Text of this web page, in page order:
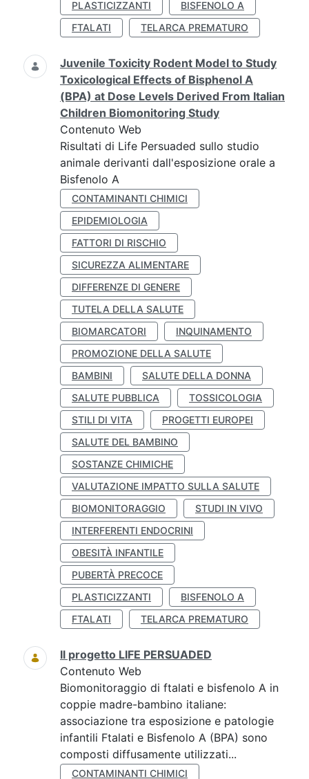
PLASTICIZZANTI
BISFENOLO A
FTALATI
TELARCA PREMATURO
Juvenile Toxicity Rodent Model to Study
Toxicological Effects of Bisphenol A
(BPA) at Dose Levels Derived From Italian
Children Biomonitoring Study
Contenuto Web
Risultati di Life Persuaded sullo studio
animale derivanti dall'esposizione orale a
Bisfenolo A
CONTAMINANTI CHIMICI
EPIDEMIOLOGIA
FATTORI DI RISCHIO
SICUREZZA ALIMENTARE
DIFFERENZE DI GENERE
TUTELA DELLA SALUTE
BIOMARCATORI
INQUINAMENTO
PROMOZIONE DELLA SALUTE
BAMBINI
SALUTE DELLA DONNA
SALUTE PUBBLICA
TOSSICOLOGIA
STILI DI VITA
PROGETTI EUROPEI
SALUTE DEL BAMBINO
SOSTANZE CHIMICHE
VALUTAZIONE IMPATTO SULLA SALUTE
BIOMONITORAGGIO
STUDI IN VIVO
INTERFERENTI ENDOCRINI
OBESITÀ INFANTILE
PUBERTÀ PRECOCE
PLASTICIZZANTI
BISFENOLO A
FTALATI
TELARCA PREMATURO
Il progetto LIFE PERSUADED
Contenuto Web
Biomonitoraggio di ftalati e bisfenolo A in
coppie madre-bambino italiane:
associazione tra esposizione e patologie
infantili Ftalati e Bisfenolo A (BPA) sono
composti diffusamente utilizzati...
CONTAMINANTI CHIMICI